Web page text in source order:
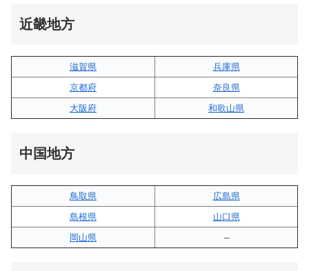
近畿地方
滋賀県
兵庫県
京都府
奈良県
大阪府
和歌山県
中国地方
鳥取県
広島県
島根県
山口県
岡山県
–